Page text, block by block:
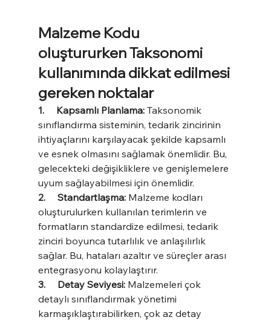
Malzeme Kodu
oluştururken Taksonomi
kullanımında dikkat edilmesi
gereken noktalar
1.     Kapsamlı Planlama: Taksonomik
sınıflandırma sisteminin, tedarik zincirinin
ihtiyaçlarını karşılayacak şekilde kapsamlı
ve esnek olmasını sağlamak önemlidir. Bu,
gelecekteki değişikliklere ve genişlemelere
uyum sağlayabilmesi için önemlidir.
2.     Standartlaşma: Malzeme kodları
oluşturulurken kullanılan terimlerin ve
formatların standardize edilmesi, tedarik
zinciri boyunca tutarlılık ve anlaşılırlık
sağlar. Bu, hataları azaltır ve süreçler arası
entegrasyonu kolaylaştırır.
3.     Detay Seviyesi: Malzemeleri çok
detaylı sınıflandırmak yönetimi
karmaşıklaştırabilirken, çok az detay